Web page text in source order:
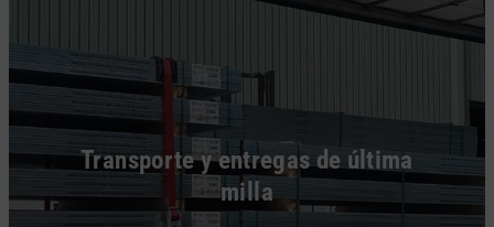
Transporte y entregas de última
milla